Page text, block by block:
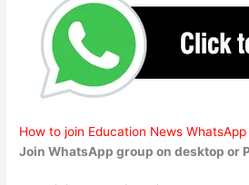
How to join Education News
Join WhatsApp group on desktop or